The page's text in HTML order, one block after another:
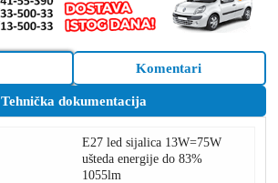
Tehnička dokumentacija
Komentari
E27 led sijalica 13W=75W
ušteda energije do 83%
1055lm